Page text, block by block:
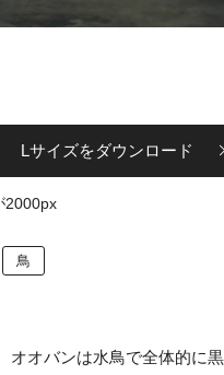
Lサイズをダウンロード
2000px
鳥
オオバンは水鳥で全体的に